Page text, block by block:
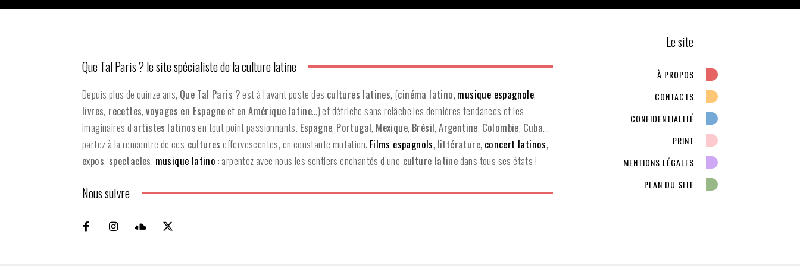
Que Tal Paris ? le site spécialiste de la culture latine
Depuis plus de quinze ans, Que Tal Paris ?est à l'avant poste des cultures latines, (cinéma latino, musique espagnole,
livres, recettes,voyages en Espagneet en Amérique latine…) et défriche sans relâche les dernières tendances et les
imaginaires d'artistes latinosen tout point passionnants. Espagne, Portugal, Mexique, Brésil,Argentine, Colombie, Cuba...
partez à la rencontre de ces cultures effervescentes, en constante mutation. Films espagnols, littérature, concert latinos,
expos, spectacles, musique latino : arpentez avec nous les sentiers enchantés d’une culture latinedans tous ses états !
Nous suivre
Le site
À PROPOS
CONTACTS
CONFIDENTIALITÉ
PRINT
MENTIONS LÉGALES
PLAN DU SITE